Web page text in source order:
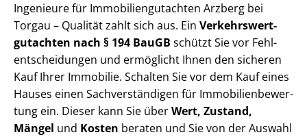
Ingenieure für Im­mo­bi­li­en­gut­ach­ten Arzberg bei
Torgau – Qualität zahlt sich aus. Ein Ver­kehrs­wert­
gut­ach­ten nach § 194 BauGB schützt Sie vor Fehl­
ent­schei­dun­gen und ermöglicht Ihnen den sicheren
Kauf Ihrer Immobilie. Schalten Sie vor dem Kauf eines
Hauses einen Sach­ver­stän­di­gen für Im­mo­bi­li­en­be­wer­
tung ein. Dieser kann Sie überWert, Zustand,
Mängel und Kosten beraten und Sie von der Auswahl